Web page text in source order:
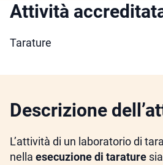
Attività
Tarature
Descrizione
L’attività di un laboratorio di
nella esecuzione di tarature